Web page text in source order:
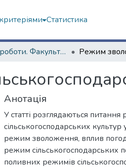
Статистика
Наукові роботи. Факультет геології, географіії, рекреації і туризму
Анотація
У статті розглядаються
сільськогосподарських культур
режим зволоження, вплив
режим сільськогосподарських
поливних режимів